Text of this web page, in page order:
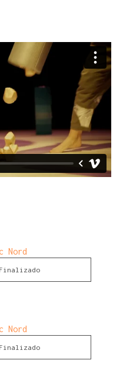
Nord
Finalizado
Nord
Finalizado